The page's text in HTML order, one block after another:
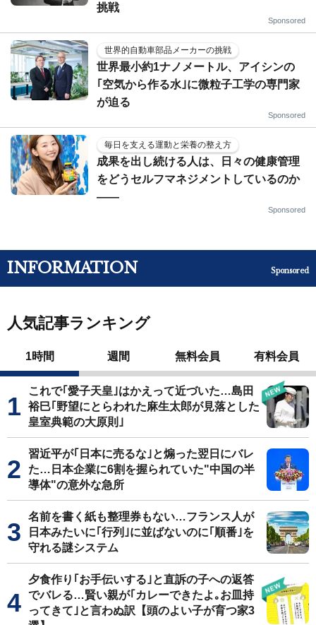
挑戦
Sponsored
世界的自動車部品メーカーの挑戦
世界最小約1ナノメートル、アイシンの
｢空気から作る水｣に微粒子工学の専門家
が迫る
Sponsored
毎日を支える運動と栄養の整え方
成果を出し続ける人は、日々の健康管理
をどうセルフマネジメントしているのか
——
Sponsored
INFORMATION Sponsored
人気記事ランキング
1時間 週間 無料会員 有料会員
これで｢愛子天皇｣はかえって近づいた…島田
裕巳｢野望にとらわれた麻生太郎が見落とした
皇室典範の大原則｣
習近平が｢日本に売るな｣と煽った翌日にバレ
た…日本企業に6割を握られていた"中国の半
導体"の意外な急所
名前を書く紙も整理券もない…フランス人が
日本みたいに｢行列｣に並ばないのに｢順番｣を
守れる謎システム
夕食作り｢お手伝いする｣と直訴の子への返答
でバレる…賢い親が｢カレーできたよ｡お皿持
ってきて｣と言わぬ訳【頭のよい子が育つ家3